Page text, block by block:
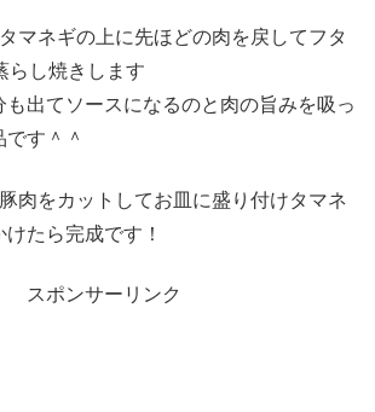
マネギの上に先ほどの肉を戻してフタ
らし焼きします
出てソースになるのと肉の旨みを吸っ
す＾＾
肉をカットしてお皿に盛り付けタマネ
たら完成です！
スポンサーリンク